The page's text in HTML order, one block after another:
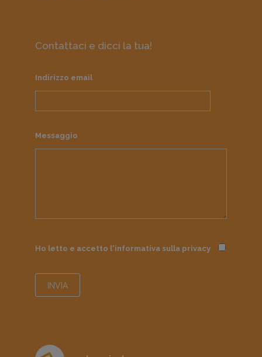
Contattaci e dicci la tua!
Indirizzo email
Messaggio
Ho letto e accetto l'informativa sulla privacy